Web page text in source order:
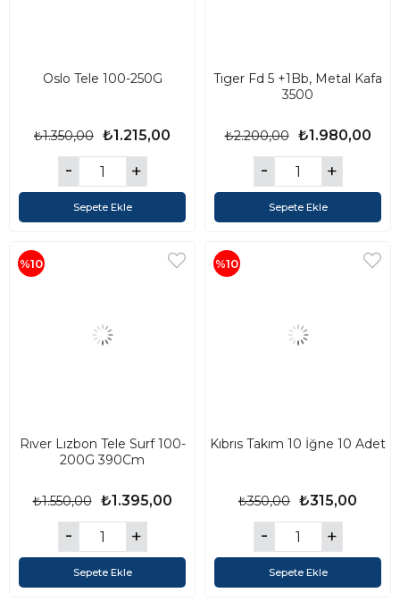
Oslo Tele 100-250G
₺1.215,00
₺1.350,00
Sepete Ekle
Tıger Fd 5 +1Bb, Metal Kafa
3500
₺1.980,00
₺2.200,00
Sepete Ekle
Rıver Lızbon Tele Surf 100-
200G 390Cm
₺1.395,00
₺1.550,00
Sepete Ekle
%10
Kıbrıs Takım 10 İğne 10 Adet
₺315,00
₺350,00
Sepete Ekle
%10